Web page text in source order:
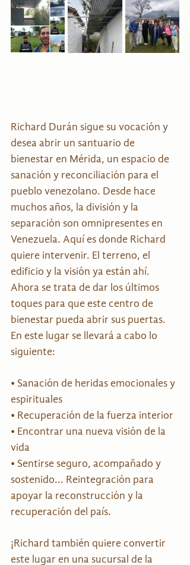
Richard Durán sigue su vocación y
desea abrir un santuario de
bienestar en Mérida, un espacio de
sanación y reconciliación para el
pueblo venezolano. Desde hace
muchos años, la división y la
separación son omnipresentes en
Venezuela. Aquí es donde Richard
quiere intervenir. El terreno, el
edificio y la visión ya están ahí.
Ahora se trata de dar los últimos
toques para que este centro de
bienestar pueda abrir sus puertas.
En este lugar se llevará a cabo lo
siguiente:
• Sanación de heridas emocionales y
espirituales
• Recuperación de la fuerza interior
• Encontrar una nueva visión de la
vida
• Sentirse seguro, acompañado y
sostenido... Reintegración para
apoyar la reconstrucción y la
recuperación del país.
¡Richard también quiere convertir
este lugar en una sucursal de la